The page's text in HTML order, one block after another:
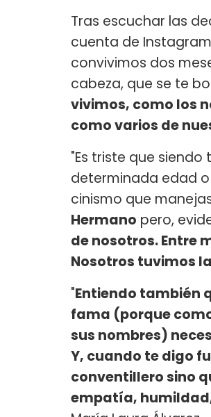
Tras escuchar las
cuenta de
convivimos dos
cabeza, que se te
vivimos, como los
como varios de
"Es triste que
determinada edad
cinismo que
Hermano pero,
de nosotros. Entre
Nosotros tuvimos
"Entiendo también
fama (porque
sus nombres)
Y, cuando te digo
conventillero sino
empatía,